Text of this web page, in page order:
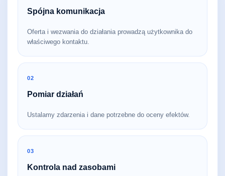
Spójna komunikacja
Oferta i wezwania do działania prowadzą użytkownika do
właściwego kontaktu.
02
Pomiar działań
Ustalamy zdarzenia i dane potrzebne do oceny efektów.
03
Kontrola nad zasobami